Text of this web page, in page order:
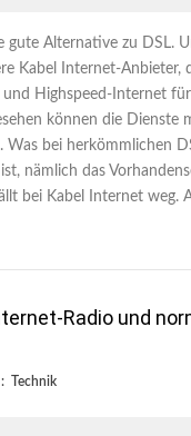
gute Alternative zu DSL.
Kabel Internet-Anbieter,
Highspeed-Internet
können die Dienste
Was bei herkömmlichen
nämlich das
bei Kabel Internet weg.
Radio und
Technik